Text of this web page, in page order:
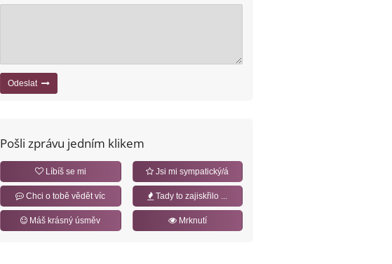
Odeslat
Pošli zprávu jedním klikem
Líbíš se mi Jsi mi sympatický/á
Chci o tobě vědět víc Tady to zajiskřilo ...
Máš krásný úsměv Mrknutí